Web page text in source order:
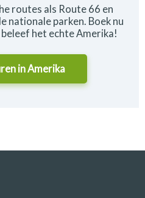
routes als Route 66 en
nationale parken. Boek nu
het echte Amerika!
inAmerika